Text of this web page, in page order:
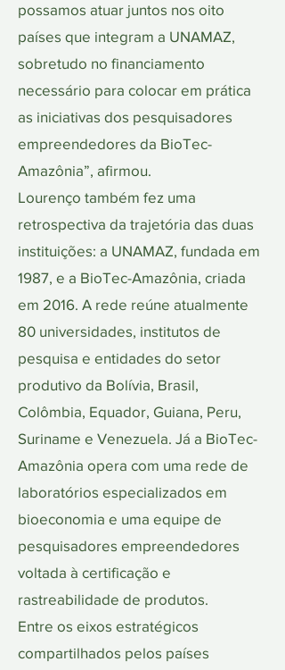
possamos atuar juntos nos oito
países que integram a UNAMAZ,
sobretudo no financiamento
necessário para colocar em prática
as iniciativas dos pesquisadores
empreendedores da BioTec-
Amazônia”, afirmou.
Lourenço também fez uma
retrospectiva da trajetória das duas
instituições: a UNAMAZ, fundada em
1987, e a BioTec-Amazônia, criada
em 2016. A rede reúne atualmente
80 universidades, institutos de
pesquisa e entidades do setor
produtivo da Bolívia, Brasil,
Colômbia, Equador, Guiana, Peru,
Suriname e Venezuela. Já a BioTec-
Amazônia opera com uma rede de
laboratórios especializados em
bioeconomia e uma equipe de
pesquisadores empreendedores
voltada à certificação e
rastreabilidade de produtos.
Entre os eixos estratégicos
compartilhados pelos países